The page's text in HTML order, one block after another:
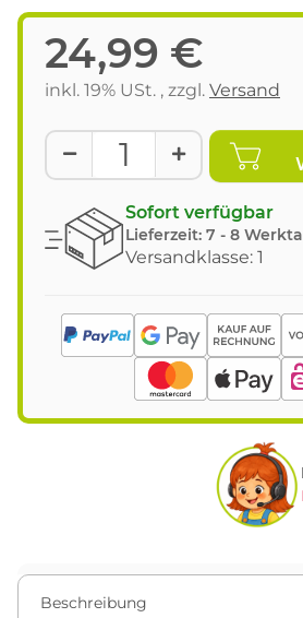
24,99 €
inkl. 19% USt. , zzgl. Versand
Sofort verfügbar
Lieferzeit: 7 - 8
Versandklasse: 1
Beschreibung